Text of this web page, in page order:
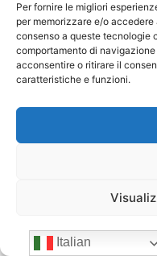
Per fornire le migliori
per memorizzare e/o
consenso a queste tecnologie
comportamento di
acconsentire o ritirare il
caratteristiche e funzioni.
nuovo
Italian